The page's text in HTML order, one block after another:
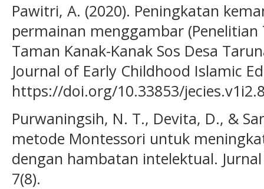
Pawitri, A. (2020). Peningkatan
permainan menggambar
Taman Kanak-Kanak Sos Desa
Journal of Early Childhood Islamic
https://doi.org/10.33853/
Purwaningsih, N. T., Devita, D., &
metode Montessori untuk
dengan hambatan intelektual.
7(8).